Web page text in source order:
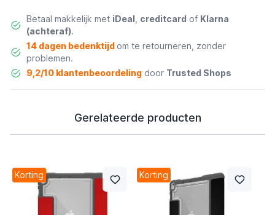
Betaal makkelijk met iDeal creditcard of Klarna
(achteraf).
14 dagen bedenktijd om te retourneren, zonder
problemen.
9,2/10 klantenbeoordelingdoor Trusted Shops
Gerelateerde producten
Korting Korting